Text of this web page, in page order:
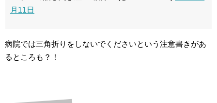
月11日
病院では三角折りをしないでくださいという注意書きがあ
るところも？！